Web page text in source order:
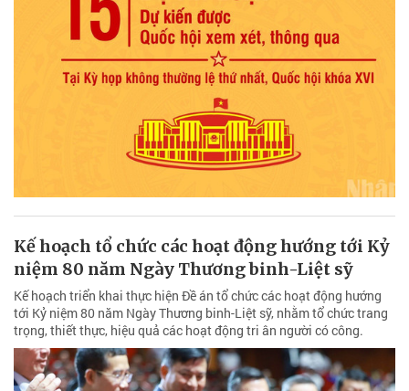
Kế hoạch tổ chức các hoạt động hướng tới Kỷ
niệm 80 năm Ngày Thương binh-Liệt sỹ
Kế hoạch triển khai thực hiện Đề án tổ chức các hoạt động hướng
tới Kỷ niệm 80 năm Ngày Thương binh-Liệt sỹ, nhằm tổ chức trang
trọng, thiết thực, hiệu quả các hoạt động tri ân người có công.